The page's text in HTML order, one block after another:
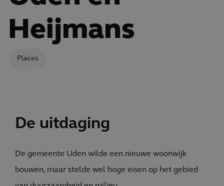
Heijmans
Places
De uitdaging
De gemeente Uden wilde een nieuwe woonwijk
bouwen, maar stelde wel hoge eisen op het gebied